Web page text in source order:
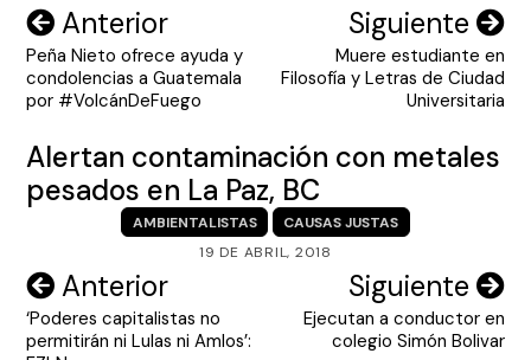
Navegación
de
entradas
Anterior
Peña Nieto ofrece ayuda y
condolencias a Guatemala
por #VolcánDeFuego
Siguiente
Muere estudiante en
Filosofía y Letras de Ciudad
Universitaria
Alertan contaminación con metales
pesados en La Paz, BC
AMBIENTALISTAS
CAUSAS JUSTAS
19 DE ABRIL, 2018
Navegación
de
Anterior
‘Poderes capitalistas no
permitirán ni Lulas ni Amlos’:
Siguiente
Ejecutan a conductor en
colegio Simón Bolivar